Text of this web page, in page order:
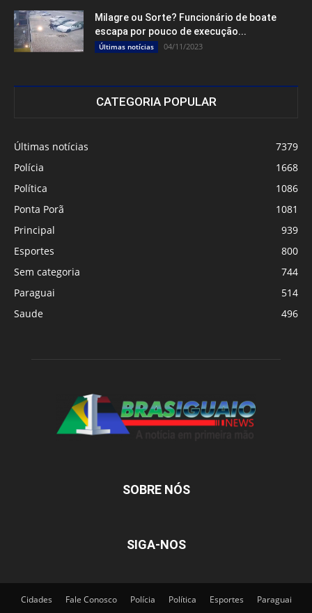
Milagre ou Sorte? Funcionário de boate
escapa por pouco de execução...
Últimas notícias 04/11/2023
CATEGORIA POPULAR
Últimas notícias
7379
Polícia
1668
Política
1086
Ponta Porã
1081
Principal
939
Esportes
800
Sem categoria
744
Paraguai
514
Saude
496
SOBRE NÓS
SIGA-NOS
Cidades Fale Conosco Polícia Política Esportes Paraguai